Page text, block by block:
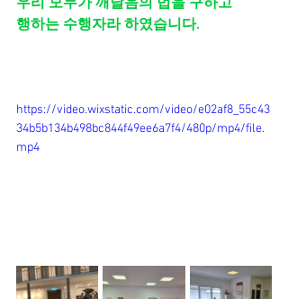
우리 모두가 깨달음의 법을 구하고
행하는 수행자라 하였습니다.
https://video.wixstatic.com/video/e02af8_55c43
34b5b134b498bc844f49ee6a7f4/480p/mp4/file.
mp4